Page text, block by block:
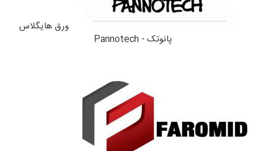
ورق هایگلاس
پانوتک - Pannotech